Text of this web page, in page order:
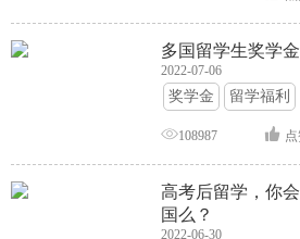
多国留学生奖学
2022-07-06
奖学金 留学福利
108987
高考后留学，你
国么？
2022-06-30